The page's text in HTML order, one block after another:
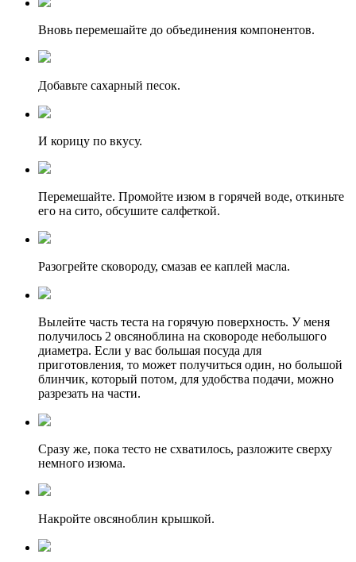
Вновь перемешайте до объединения компонентов.
Добавьте сахарный песок.
И корицу по вкусу.
Перемешайте. Промойте изюм в горячей воде, откиньте
его на сито, обсушите салфеткой.
Разогрейте сковороду, смазав ее каплей масла.
Вылейте часть теста на горячую поверхность. У меня
получилось 2 овсяноблина на сковороде небольшого
диаметра. Если у вас большая посуда для
приготовления, то может получиться один, но большой
блинчик, который потом, для удобства подачи, можно
разрезать на части.
Сразу же, пока тесто не схватилось, разложите сверху
немного изюма.
Накройте овсяноблин крышкой.